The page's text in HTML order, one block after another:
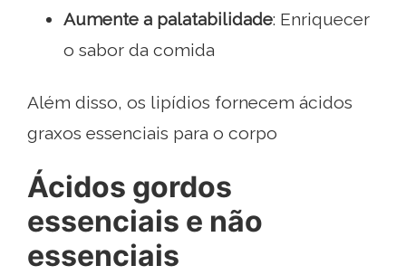
Aumente a palatabilidade: Enriquecer
o sabor da comida
Além disso, os lipídios fornecem ácidos
graxos essenciais para o corpo
Ácidos gordos
essenciais e não
essenciais